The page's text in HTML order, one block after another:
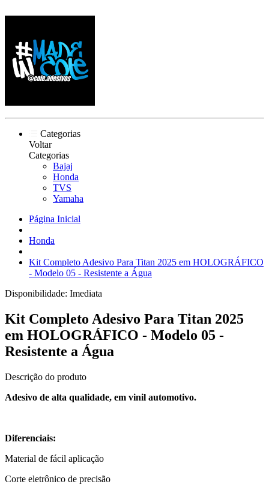
Categorias
Voltar
Categorias
Bajaj
Honda
TVS
Yamaha
Página Inicial
Honda
Kit Completo Adesivo Para Titan 2025 em HOLOGRÁFICO
- Modelo 05 - Resistente a Água
Disponibilidade: Imediata
Kit Completo Adesivo Para Titan 2025
em HOLOGRÁFICO - Modelo 05 -
Resistente a Água
Descrição do produto
Adesivo de alta qualidade, em vinil automotivo.
Diferenciais:
Material de fácil aplicação
Corte eletrônico de precisão